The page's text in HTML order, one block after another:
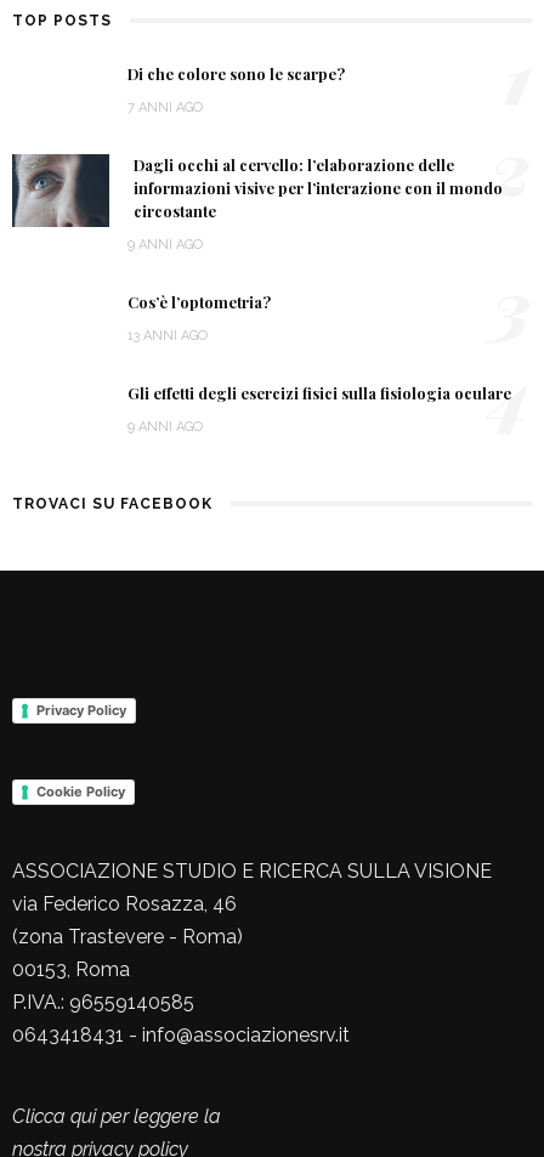
TOP POSTS
Di che colore sono le scarpe?
7 ANNI AGO
Dagli occhi al cervello: l’elaborazione delle
informazioni visive per l’interazione con il mondo
circostante
9 ANNI AGO
2
Cos’è l’optometria?
13 ANNI AGO
Gli effetti degli esercizi fisici sulla fisiologia oculare
9 ANNI AGO 4
TROVACI SU FACEBOOK
Privacy Policy
Cookie Policy
ASSOCIAZIONE STUDIO E RICERCA SULLA VISIONE
via Federico Rosazza, 46
(zona Trastevere - Roma)
00153, Roma
P.IVA.: 96559140585
0643418431 - info@associazionesrv.it
Clicca qui per leggere la
nostra privacy policy